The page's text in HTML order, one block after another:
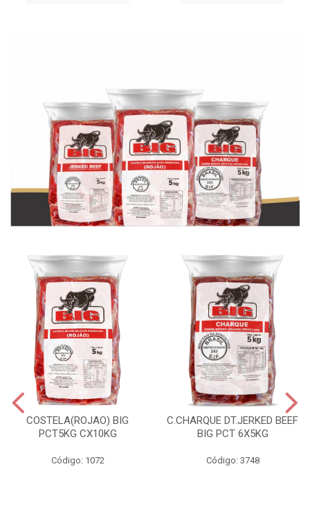
COSTELA(ROJAO) BIG
PCT5KG CX10KG
Código: 1072
C.CHARQUE DT.JERKED BEEF
BIG PCT 6X5KG
Código: 3748